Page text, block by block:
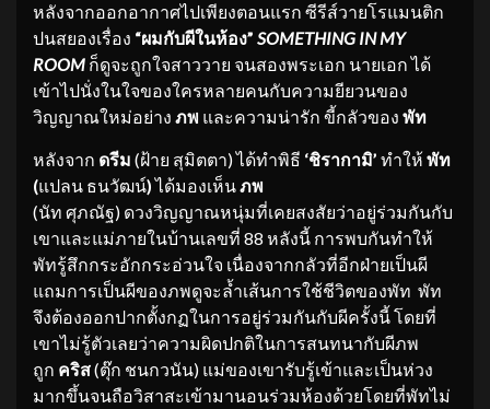
หลังจากออกอากาศไปเพียงตอนแรก ซีรีส์วายโรแมนติก
ปนสยองเรื่อง “ผมกับผีในห้อง” SOMETHING IN MY
ROOM ก็ดูจะถูกใจสาววาย จนสองพระเอก นายเอก ได้
เข้าไปนั่งในใจของใครหลายคนกับความยียวนของ
วิญญาณใหม่อย่าง ภพ และความน่ารัก ขี้กลัวของ พัท
หลังจาก ดรีม (ฝ้าย สุมิตตา) ได้ทำพิธี ‘ชิรากามิ’ ทำให้พัท
(แปลน ธนวัฒน์)ได้มองเห็นภพ
(นัท ศุภณัฐ) ดวงวิญญาณหนุ่มที่เคยสงสัยว่าอยู่ร่วมกันกับ
เขาและแม่ภายในบ้านเลขที่ 88 หลังนี้ การพบกันทำให้
พัทรู้สึกกระอักกระอ่วนใจ เนื่องจากกลัวที่อีกฝ่ายเป็นผี
แถมการเป็นผีของภพดูจะล้ำเส้นการใช้ชีวิตของพัท พัท
จึงต้องออกปากตั้งกฏในการอยู่ร่วมกันกับผีครั้งนี้ โดยที่
เขาไม่รู้ตัวเลยว่าความผิดปกติในการสนทนากับผีภพ
ถูก คริส(ตุ๊ก ชนกวนัน) แม่ของเขารับรู้เข้าและเป็นห่วง
มากขึ้นจนถือวิสาสะเข้ามานอนร่วมห้องด้วยโดยที่พัทไม่